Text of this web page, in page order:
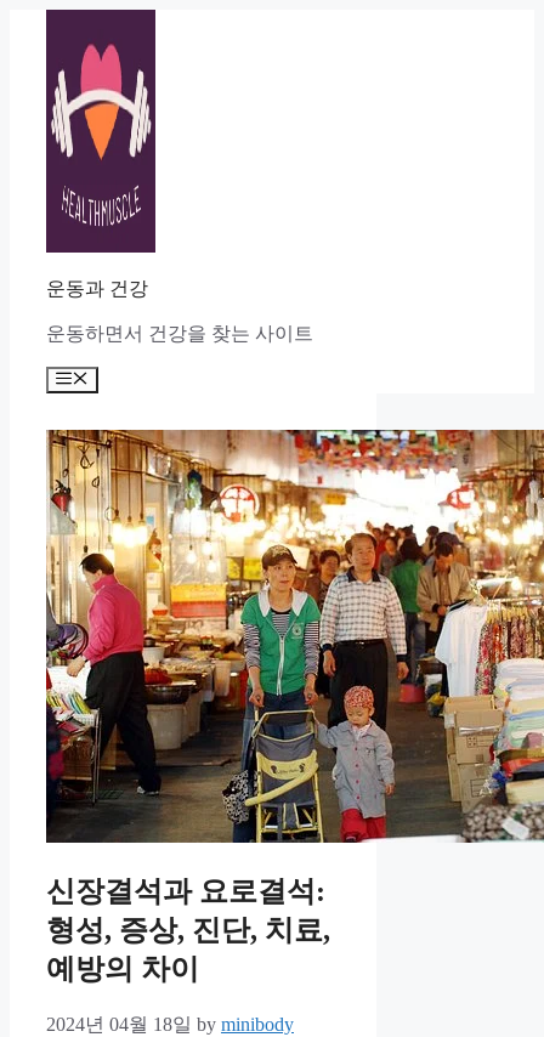
운동과 건강
운동하면서 건강을 찾는 사이트
Menu
신장결석과 요로결석:
형성, 증상, 진단, 치료,
예방의 차이
2024년 04월 18일 by minibody